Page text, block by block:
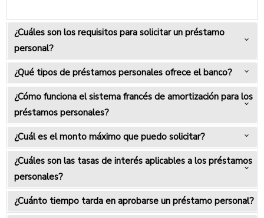
¿Cuáles son los requisitos para solicitar un préstamo
personal?
¿Qué tipos de préstamos personales ofrece el banco?
¿Cómo funciona el sistema francés de amortización para los
préstamos personales?
¿Cuál es el monto máximo que puedo solicitar?
¿Cuáles son las tasas de interés aplicables a los préstamos
personales?
¿Cuánto tiempo tarda en aprobarse un préstamo personal?